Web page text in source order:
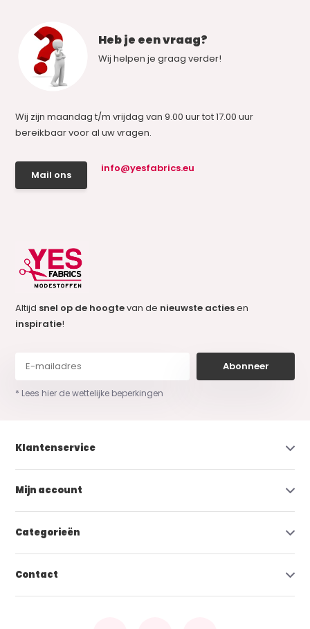
Heb je een vraag?
Wij helpen je graag verder!
Wij zijn maandag t/m vrijdag van 9.00 uur tot 17.00 uur
bereikbaar voor al uw vragen.
Mail ons
info@yesfabrics.eu
Altijd snel op de hoogtevan de nieuwste actiesen
inspiratie!
Abonneer
* Lees hier de wettelijke beperkingen
Klantenservice
Mijn account
Categorieën
Contact